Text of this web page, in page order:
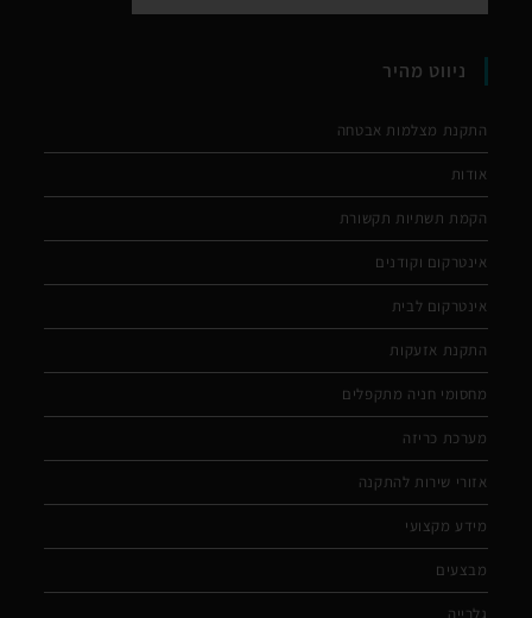
ניווט מהיר
התקנת מצלמות אבטחה
אודות
הקמת תשתיות תקשורת
אינטרקום וקודנים
אינטרקום לבית
התקנת אזעקות
מחסומי חניה מתקפלים
מערכת כריזה
אזורי שירות להתקנה
מידע מקצועי
מבצעים
גלרייה